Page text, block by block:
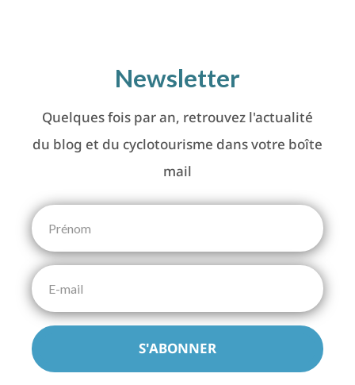
Newsletter
Quelques fois par an, retrouvez l'actualité
du blog et du cyclotourisme dans votre boîte
mail
S'ABONNER